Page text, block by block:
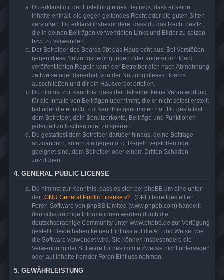
Du erklärst mit der Erstellung eines Beitrags, dass er keine
Inhalte enthält, die gegen geltendes Recht oder die guten Sitten
verstoßen. Du erklärst insbesondere, dass du das Recht besitzt,
die in deinen Beiträgen verwendeten Links und Bilder zu setzen
bzw. zu verwenden.
Der Betreiber des Boards übt das Hausrecht aus. Bei Verstößen
gegen diese Nutzungsbedingungen oder anderer im Board
veröffentlichten Regeln kann der Betreiber dich nach Abmahnung
zeitweise oder dauerhaft von der Nutzung dieses Boards
ausschließen und dir ein Hausverbot erteilen.
Du nimmst zur Kenntnis, dass der Betreiber keine Verantwortung
für die Inhalte von Beiträgen übernimmt, die er nicht selbst erstellt
hat oder die er nicht zur Kenntnis genommen hat. Du gestattest
dem Betreiber, dein Benutzerkonto, Beiträge und Funktionen
jederzeit zu löschen oder zu sperren.
Du gestattest dem Betreiber darüber hinaus, deine Beiträge
abzuändern, sofern sie gegen o. g. Regeln verstoßen oder
geeignet sind, dem Betreiber oder einem Dritten Schaden
zuzufügen.
4. GENERAL PUBLIC LICENSE
Du nimmst zur Kenntnis, dass es sich bei phpBB um eine unter
der „GNU General Public License v2“ (GPL) bereitgestellten
Foren-Software von phpBB Limited (www.phpbb.com) handelt;
deutschsprachige Informationen werden durch die
deutschsprachige Community unter www.phpbb.de zur Verfügung
gestellt. Beide haben keinen Einfluss auf die Art und Weise, wie
die Software verwendet wird. Sie können insbesondere die
Verwendung der Software für bestimmte Zwecke nicht untersagen
oder auf Inhalte fremder Foren Einfluss nehmen.
5. GEWÄHRLEISTUNG